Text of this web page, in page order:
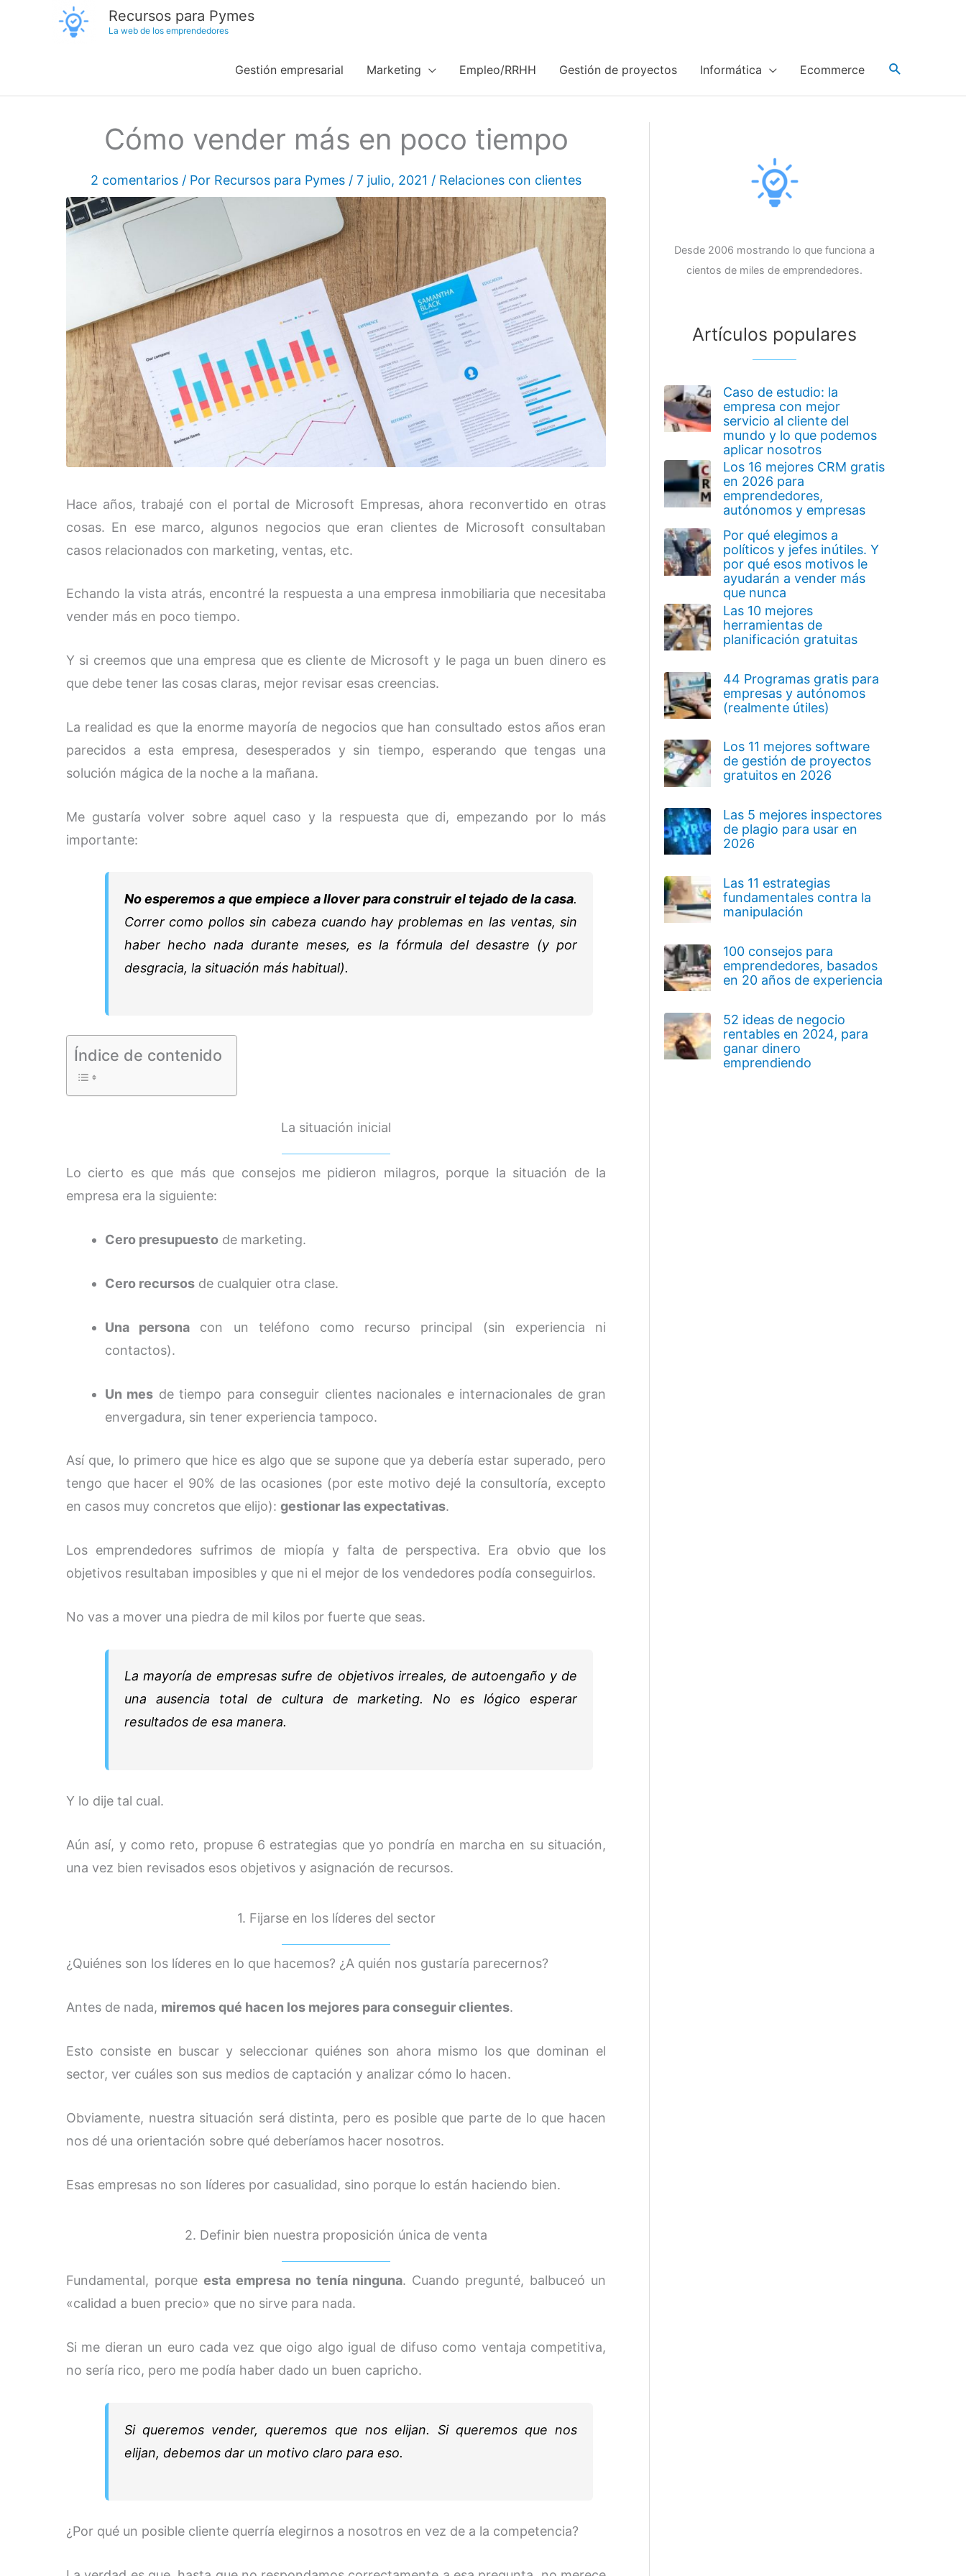
Recursos para Pymes
La web de los emprendedores
Gestión empresarial Marketing Empleo/RRHH Gestión de proyectos Informática Ecommerce
Cómo vender más en poco tiempo
2 comentarios / Por Recursos para Pymes / 7 julio, 2021 / Relaciones con clientes
Hace años, trabajé con el portal de Microsoft Empresas, ahora reconvertido en otras
cosas. En ese marco, algunos negocios que eran clientes de Microsoft consultaban
casos relacionados con marketing, ventas, etc.
Echando la vista atrás, encontré la respuesta a una empresa inmobiliaria que necesitaba
vender más en poco tiempo.
Y si creemos que una empresa que es cliente de Microsoft y le paga un buen dinero es
que debe tener las cosas claras, mejor revisar esas creencias.
La realidad es que la enorme mayoría de negocios que han consultado estos años eran
parecidos a esta empresa, desesperados y sin tiempo, esperando que tengas una
solución mágica de la noche a la mañana.
Me gustaría volver sobre aquel caso y la respuesta que di, empezando por lo más
importante:
No esperemos a que empiece a llover para construir el tejado de la casa.
Correr como pollos sin cabeza cuando hay problemas en las ventas, sin
haber hecho nada durante meses, es la fórmula del desastre (y por
desgracia, la situación más habitual).
Índice de contenido
La situación inicial
Lo cierto es que más que consejos me pidieron milagros, porque la situación de la
empresa era la siguiente:
Cero presupuesto de marketing.
Cero recursos de cualquier otra clase.
Una persona con un teléfono como recurso principal (sin experiencia ni
contactos).
Un mes de tiempo para conseguir clientes nacionales e internacionales de gran
envergadura, sin tener experiencia tampoco.
Así que, lo primero que hice es algo que se supone que ya debería estar superado, pero
tengo que hacer el 90% de las ocasiones (por este motivo dejé la consultoría, excepto
en casos muy concretos que elijo): gestionar las expectativas.
Los emprendedores sufrimos de miopía y falta de perspectiva. Era obvio que los
objetivos resultaban imposibles y que ni el mejor de los vendedores podía conseguirlos.
No vas a mover una piedra de mil kilos por fuerte que seas.
La mayoría de empresas sufre de objetivos irreales, de autoengaño y de
una ausencia total de cultura de marketing. No es lógico esperar
resultados de esa manera.
Y lo dije tal cual.
Aún así, y como reto, propuse 6 estrategias que yo pondría en marcha en su situación,
una vez bien revisados esos objetivos y asignación de recursos.
1. Fijarse en los líderes del sector
¿Quiénes son los líderes en lo que hacemos? ¿A quién nos gustaría parecernos?
Antes de nada, miremos qué hacen los mejores para conseguir clientes.
Esto consiste en buscar y seleccionar quiénes son ahora mismo los que dominan el
sector, ver cuáles son sus medios de captación y analizar cómo lo hacen.
Obviamente, nuestra situación será distinta, pero es posible que parte de lo que hacen
nos dé una orientación sobre qué deberíamos hacer nosotros.
Esas empresas no son líderes por casualidad, sino porque lo están haciendo bien.
2. Definir bien nuestra proposición única de venta
Fundamental, porque esta empresa no tenía ninguna. Cuando pregunté, balbuceó un
«calidad a buen precio» que no sirve para nada.
Si me dieran un euro cada vez que oigo algo igual de difuso como ventaja competitiva,
no sería rico, pero me podía haber dado un buen capricho.
Si queremos vender, queremos que nos elijan. Si queremos que nos
elijan, debemos dar un motivo claro para eso.
¿Por qué un posible cliente querría elegirnos a nosotros en vez de a la competencia?
Desde 2006 mostrando lo que funciona a
cientos de miles de emprendedores.
Artículos populares
Caso de estudio: la
empresa con mejor
servicio al cliente del
mundo y lo que podemos
aplicar nosotros
Los 16 mejores CRM gratis
en 2026 para
emprendedores,
autónomos y empresas
Por qué elegimos a
políticos y jefes inútiles. Y
por qué esos motivos le
ayudarán a vender más
que nunca
Las 10 mejores
herramientas de
planificación gratuitas
44 Programas gratis para
empresas y autónomos
(realmente útiles)
Los 11 mejores software
de gestión de proyectos
gratuitos en 2026
Las 5 mejores inspectores
de plagio para usar en
2026
Las 11 estrategias
fundamentales contra la
manipulación
100 consejos para
emprendedores, basados
en 20 años de experiencia
52 ideas de negocio
rentables en 2024, para
ganar dinero
emprendiendo